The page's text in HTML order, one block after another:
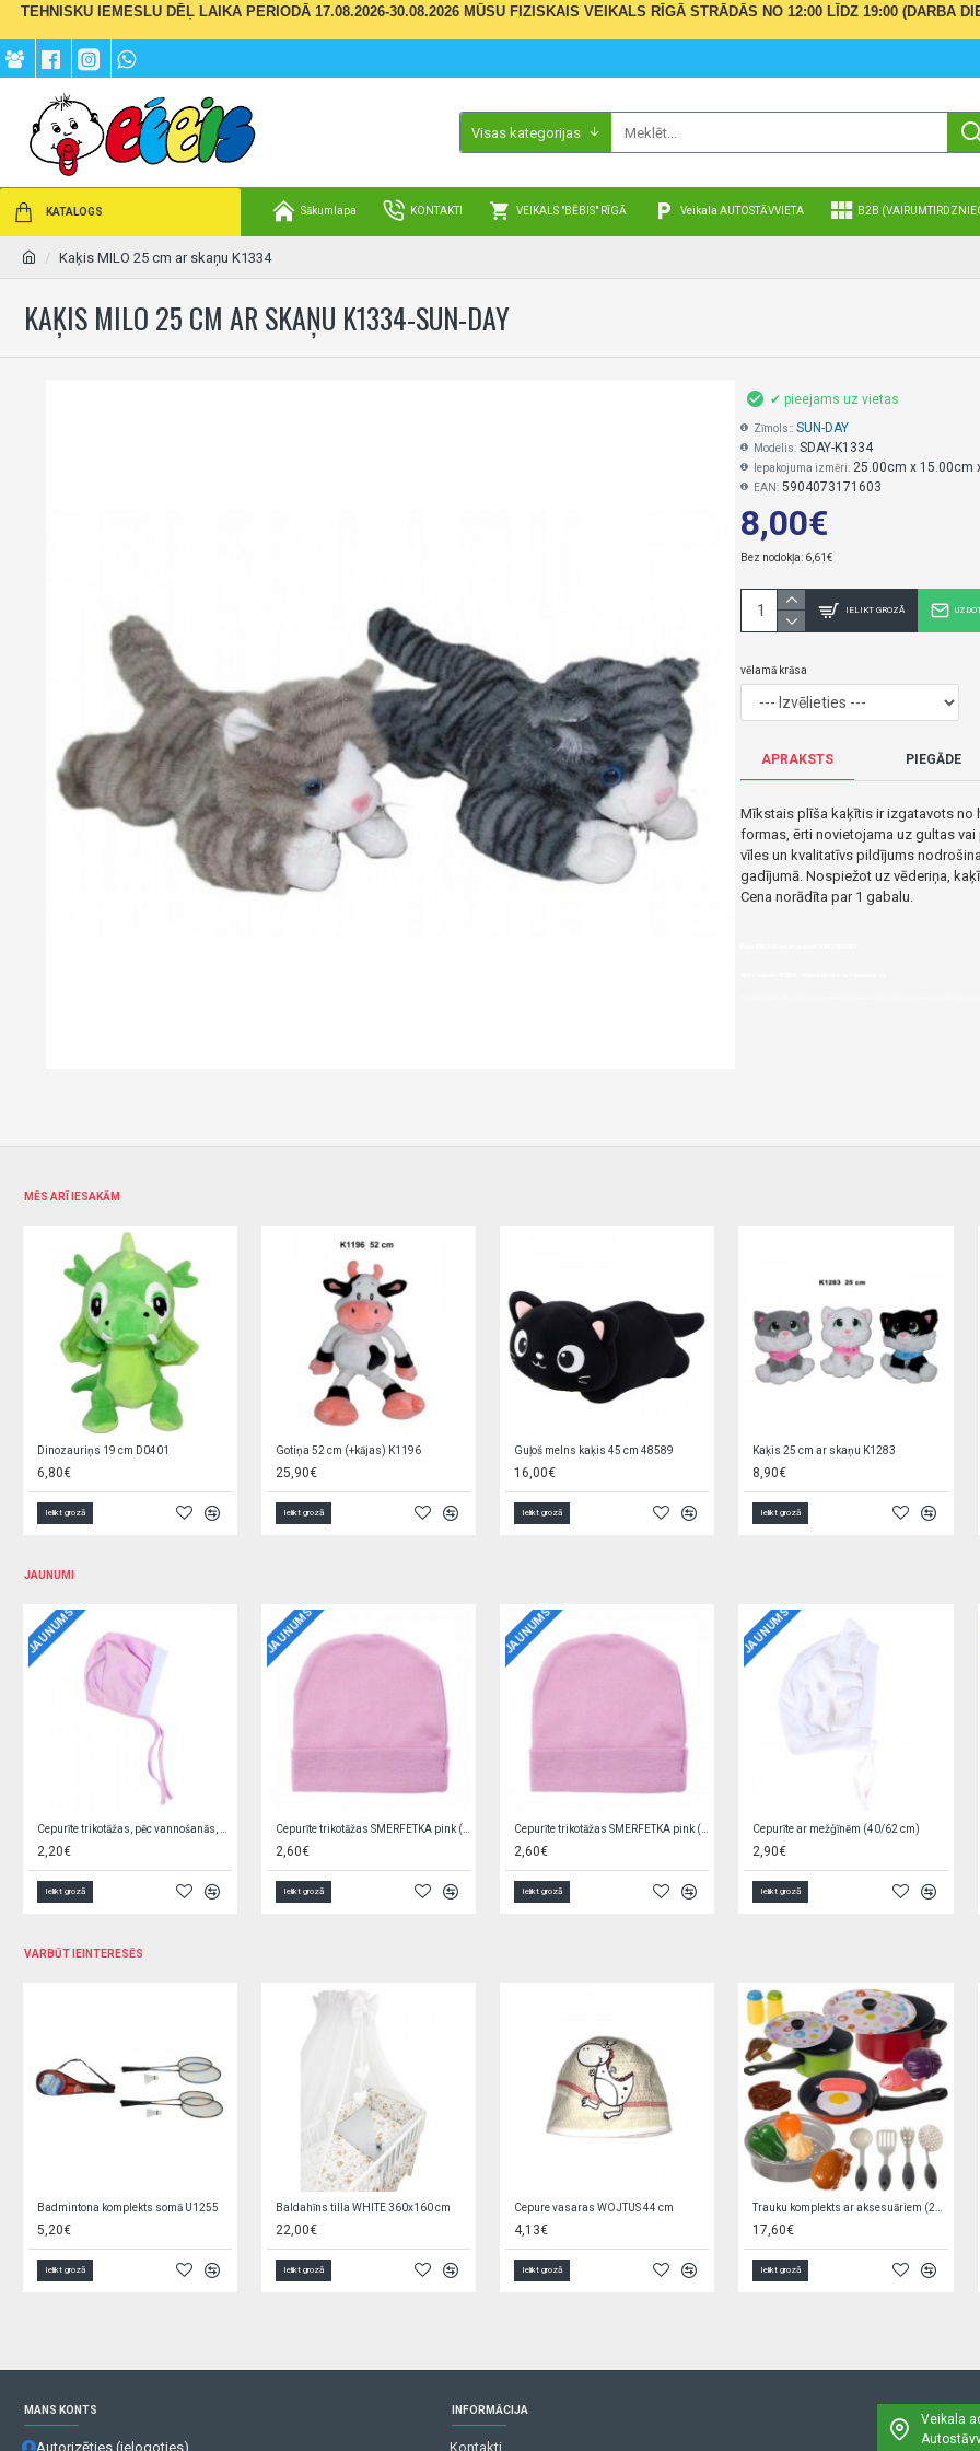
TEHNISKU IEMESLU DĒĻ LAIKA PERIODĀ 17.08.2026-30.08.2026 MŪSU FIZISKAIS VEIKALS RĪGĀ STRĀDĀS NO 12:00 LĪDZ 19:00 (DARBA
Visas kategorijas
KATALOGS Sākumlapa KONTAKTI VEIKALS "BĒBIS" RĪGĀ Veikala AUTOSTĀVVIETA B2B
Kaķis MILO 25 cm ar skaņu K1334
KAĶIS MILO 25 CM AR SKAŅU K1334-SUN-DAY
8,00€
Bez nodokļa: 6,61€
✔ pieejams uz vietas
Zīmols:: SUN-DAY
Modelis: SDAY-K1334
Iepakojuma izmēri: 25.00cm x 15.00cm
EAN: 5904073171603
vēlamā krāsa
IELIKT GROZĀ
APRAKSTS PIEGĀDE
Mīkstais plīša kaķītis ir izgatavots no
formas, ērti novietojama uz gultas
vīles un kvalitatīvs pildījums
gadījumā. Nospiežot uz vēderiņa,
Cena norādīta par 1 gabalu.
Nopirkt Kaķis MILO 25 cm ar skaņu K1334-5904073171603-par zemu
MĒS ARĪ IESAKĀM
Ķengurs 22 cm ar mazuli K1197
5,60€
Ielikt grozā
Krabītis 30 cm K1162
6,40€
Ielikt grozā
Krokodils 41 cm K1153 Sandy
5,90€
Ielikt grozā
4,50€
Ielikt grozā
JAUNUMI
JAUNUMS
Bodijs rozā, ar volānu 62 cm
8,90€
Ielikt grozā
JAUNUMS
Bodijs rozā, ar volānu 56 cm
8,90€
Ielikt grozā
JAUNUMS
Bodijs BEIGE STARS 62 cm
7,90€
Ielikt grozā
JAUNUMS
Autiņš marles BABY ZOO 70x80 cm
1,69€
Ielikt grozā
VARBŪT IEINTERESĒS
0,95€
Ielikt grozā
5,90€
Ielikt grozā
6,90€
Ielikt grozā
Mini-lellīte 14 cm ZA4173
1,50€
Ielikt grozā
MANS KONTS
Autorizēties (ielogoties)
INFORMĀCIJA
Kontakti
Veikala